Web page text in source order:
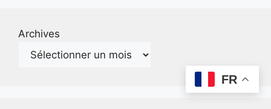
Archives
FR